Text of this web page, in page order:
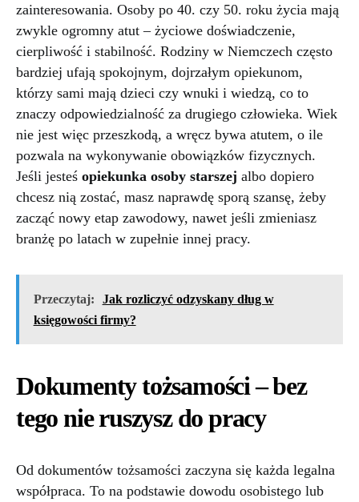
zainteresowania. Osoby po 40. czy 50. roku życia mają
zwykle ogromny atut – życiowe doświadczenie,
cierpliwość i stabilność. Rodziny w Niemczech często
bardziej ufają spokojnym, dojrzałym opiekunom,
którzy sami mają dzieci czy wnuki i wiedzą, co to
znaczy odpowiedzialność za drugiego człowieka. Wiek
nie jest więc przeszkodą, a wręcz bywa atutem, o ile
pozwala na wykonywanie obowiązków fizycznych.
Jeśli jesteś opiekunka osoby starszej albo dopiero
chcesz nią zostać, masz naprawdę sporą szansę, żeby
zacząć nowy etap zawodowy, nawet jeśli zmieniasz
branżę po latach w zupełnie innej pracy.
Przeczytaj:
Jak rozliczyć odzyskany dług w
księgowości firmy?
Dokumenty tożsamości – bez
tego nie ruszysz do pracy
Od dokumentów tożsamości zaczyna się każda legalna
współpraca. To na podstawie dowodu osobistego lub